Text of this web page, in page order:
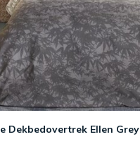
Dekbedovertrek Ellen Grey